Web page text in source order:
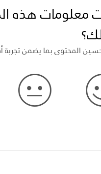
معلومات هذه
المحتوى بما يضمن تجربة